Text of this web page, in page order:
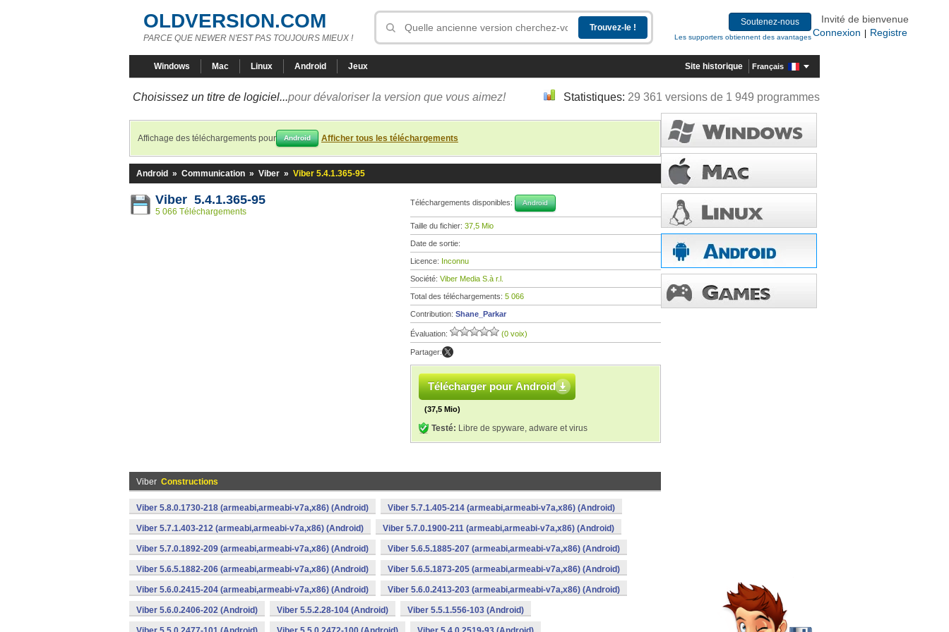
OLDVERSION.COM
PARCE QUE NEWER N'EST PAS TOUJOURS MIEUX !
Soutenez-nous
Les supporters obtiennent des avantages
Invité de bienvenue
Connexion
Registre
Windows Mac Linux Android Jeux Site historique Français
Choisissez un titre de logiciel...pour dévaloriser la version que vous aimez! Statistiques: 29 361 versions de 1 949 programmes
Affichage des téléchargements pour Android Afficher tous les téléchargements
Android » Communication » Viber » Viber 5.4.1.365-95
Viber 5.4.1.365-95
5 066 Téléchargements
Téléchargements disponibles: Android
Taille du fichier: 37,5 Mio
Date de sortie:
Licence: Inconnu
Société: Viber Media S.à r.l.
Total des téléchargements: 5 066
Contribution: Shane_Parkar
Évaluation: (0 voix)
Partager:
Télécharger pour Android
(37,5 Mio)
Testé: Libre de spyware, adware et virus
Viber Constructions
Viber 5.8.0.1730-218 (armeabi,armeabi-v7a,x86) (Android) Viber 5.7.1.405-214 (armeabi,armeabi-v7a,x86) (Android)
Viber 5.7.1.403-212 (armeabi,armeabi-v7a,x86) (Android) Viber 5.7.0.1900-211 (armeabi,armeabi-v7a,x86) (Android)
Viber 5.7.0.1892-209 (armeabi,armeabi-v7a,x86) (Android) Viber 5.6.5.1885-207 (armeabi,armeabi-v7a,x86) (Android)
Viber 5.6.5.1882-206 (armeabi,armeabi-v7a,x86) (Android) Viber 5.6.5.1873-205 (armeabi,armeabi-v7a,x86) (Android)
Viber 5.6.0.2415-204 (armeabi,armeabi-v7a,x86) (Android) Viber 5.6.0.2413-203 (armeabi,armeabi-v7a,x86) (Android)
Viber 5.6.0.2406-202 (Android) Viber 5.5.2.28-104 (Android) Viber 5.5.1.556-103 (Android)